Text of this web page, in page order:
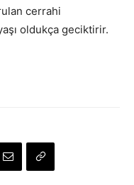
cerrahi
oldukça geciktirir.